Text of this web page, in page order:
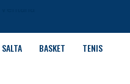
SALTA BASKET TENIS